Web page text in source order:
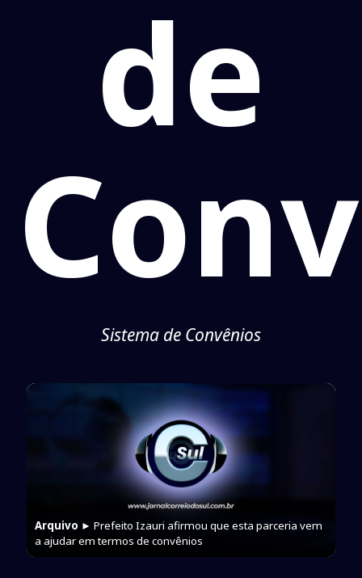
de
Sistema de Convênios
Arquivo ► Prefeito Izauri afirmou que esta parceria vem
a ajudar em termos de convênios